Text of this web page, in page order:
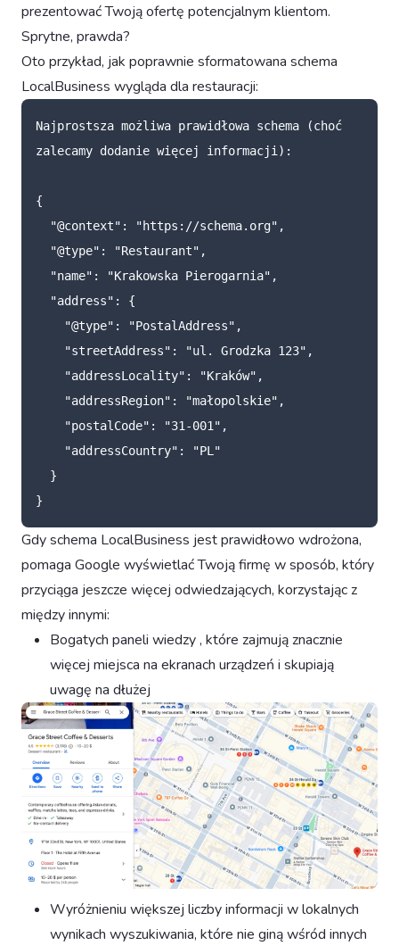
prezentować Twoją ofertę potencjalnym klientom.
Sprytne, prawda?
Oto przykład, jak poprawnie sformatowana schema
LocalBusiness wygląda dla restauracji:
Najprostsza możliwa prawidłowa schema
(choć
zalecamy dodanie więcej informacji):
{
"@context" : "https://schema.org" ,
"@type" : "Restaurant" ,
"name" : "Krakowska Pierogarnia" ,
"address" :
{
"@type" : "PostalAddress" ,
"streetAddress" : "ul. Grodzka 123" ,
"addressLocality" : "Kraków" ,
"addressRegion" : "małopolskie" ,
"postalCode" : "31-001" ,
"addressCountry" :
"PL"
}
}
Gdy schema LocalBusiness jest prawidłowo wdrożona,
pomaga Google wyświetlać Twoją firmę w sposób, który
przyciąga jeszcze więcej odwiedzających, korzystając z
między innymi:
Bogatych paneli wiedzy , które zajmują znacznie
więcej miejsca na ekranach urządzeń i skupiają
uwagę na dłużej
Wyróżnieniu większej liczby informacji w lokalnych
wynikach wyszukiwania, które nie giną wśród innych